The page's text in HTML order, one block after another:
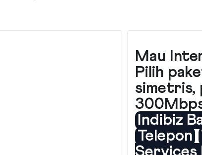
Mau
Pilih
simetris,
Indibiz
Telepon